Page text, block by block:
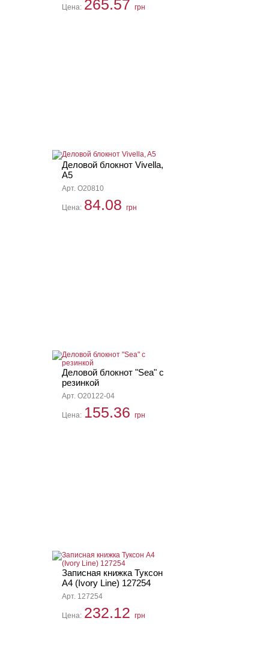
Цена: 265.57 грн
Деловой блокнот Vivella,
A5
Арт. O20810
Цена: 84.08 грн
Деловой блокнот "Sea" с
резинкой
Арт. O20122-04
Цена: 155.36 грн
Записная книжка Туксон
А4 (Ivory Line) 127254
Арт. 127254
Цена: 232.12 грн